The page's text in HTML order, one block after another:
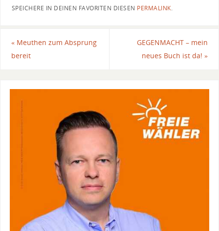
SPEICHERE IN DEINEN FAVORITEN DIESEN PERMALINK.
«Meuthen zum Absprung
bereit
GEGENMACHT – mein
neues Buch ist da!»